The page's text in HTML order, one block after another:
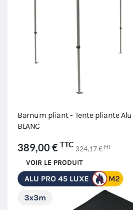
Barnum pliant - Tente pliante Alu
BLANC
389,00 € TTC 324,17 € HT
VOIR LE PRODUIT